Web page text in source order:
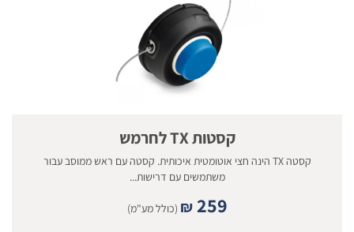
קסטות TX לחרמש
קסטה TX הינה חצי אוטומטית איכותית. קסטה עם ראש ממוסב עבור
משתמשים עם דרישות...
₪ 259
(כולל מע"מ)